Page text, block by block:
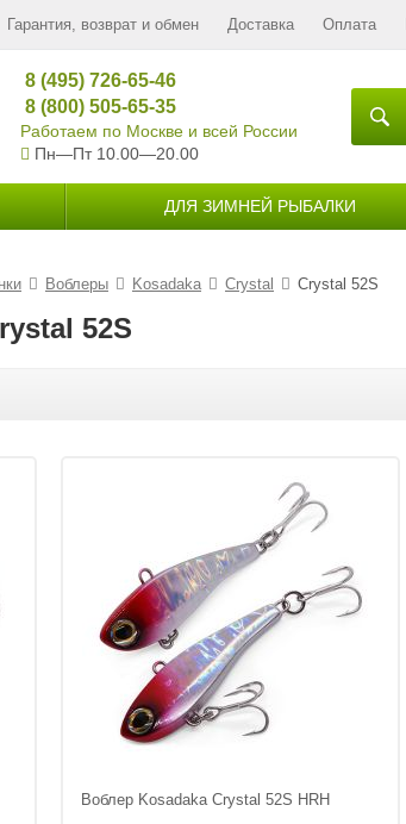
Гарантия, возврат и обмен Доставка Оплата
8 (495) 726-65-46
8 (800) 505-65-35
Работаем по Москве и всей России
Пн—Пт 10.00—20.00
ДЛЯ ЗИМНЕЙ РЫБАЛКИ
Воблеры Kosadaka Crystal Crystal 52S
52S
Воблер Kosadaka Crystal 52S HRH